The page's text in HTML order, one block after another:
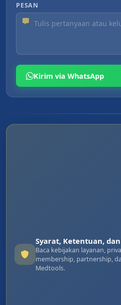
PESAN
Kirim via WhatsApp
Syarat, Ketentuan,
Baca kebijakan layanan,
membership, partnership,
Medtools.